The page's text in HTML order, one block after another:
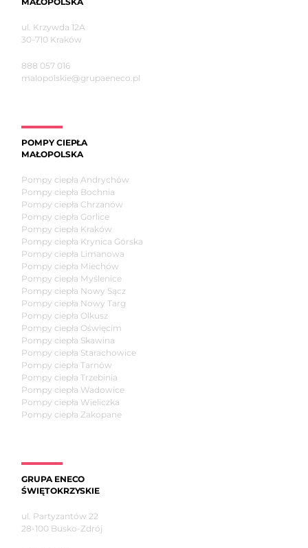
ul. Krzywda 12A
30-710 Kraków
888 057 016
malopolskie@grupaeneco.pl
POMPY CIEPŁA
MAŁOPOLSKA
Pompy ciepła Andrychów
Pompy ciepła Bochnia
Pompy ciepła Chrzanów
Pompy ciepła Gorlice
Pompy ciepła Kraków
Pompy ciepła Krynica Górska
Pompy ciepła Limanowa
Pompy ciepła Miechów
Pompy ciepła Myślenice
Pompy ciepła Nowy Sącz
Pompy ciepła Nowy Targ
Pompy ciepła Olkusz
Pompy ciepła Oświęcim
Pompy ciepła Skawina
Pompy ciepła Starachowice
Pompy ciepła Tarnów
Pompy ciepła Trzebinia
Pompy ciepła Wadowice
Pompy ciepła Wieliczka
Pompy ciepła Zakopane
GRUPA ENECO
ŚWIĘTOKRZYSKIE
ul. Partyzantów 22
28-100 Busko-Zdrój